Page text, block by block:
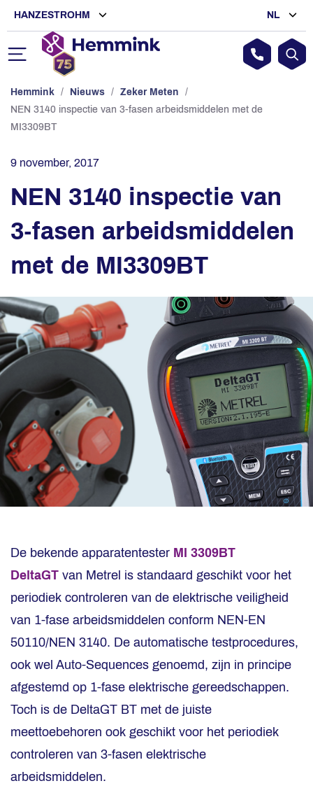
HANZESTROHM NL
Hemmink / Nieuws / Zeker Meten
/
NEN 3140 inspectie van 3-fasen arbeidsmiddelen met de
MI3309BT
9 november, 2017
NEN 3140 inspectie van
3-fasen arbeidsmiddelen
met de MI3309BT
De bekende apparatentester MI 3309BT
DeltaGT van Metrel is standaard geschikt voor het
periodiek controleren van de elektrische veiligheid
van 1-fase arbeidsmiddelen conform NEN-EN
50110/NEN 3140. De automatische testprocedures,
ook wel Auto-Sequences genoemd, zijn in principe
afgestemd op 1-fase elektrische gereedschappen.
Toch is de DeltaGT BT met de juiste
meettoebehoren ook geschikt voor het periodiek
controleren van 3-fasen elektrische
arbeidsmiddelen.